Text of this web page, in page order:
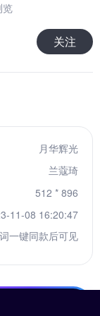
览
关注
月华辉光
兰蔻琦
512 * 896
11-08 16:20:47
一键同款后可见